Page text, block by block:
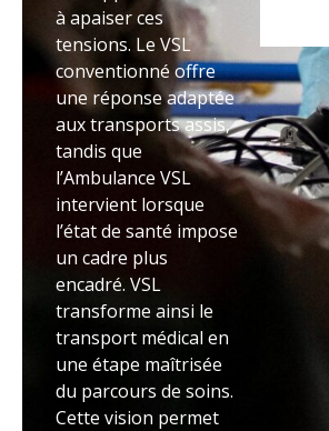
à apaiser ces
tensions. Le VSL
conventionné offre
une réponse adaptée
aux transports assis,
tandis que
l’Ambulance VSL
intervient lorsque
l’état de santé impose
un cadre plus
encadré. VSL
transforme ainsi le
transport médical en
une étape maîtrisée
du parcours de soins.
Cette vision permet